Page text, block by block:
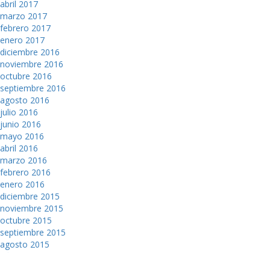
abril 2017
marzo 2017
febrero 2017
enero 2017
diciembre 2016
noviembre 2016
octubre 2016
septiembre 2016
agosto 2016
julio 2016
junio 2016
mayo 2016
abril 2016
marzo 2016
febrero 2016
enero 2016
diciembre 2015
noviembre 2015
octubre 2015
septiembre 2015
agosto 2015